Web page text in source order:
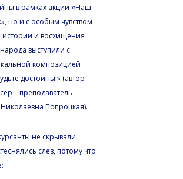
в рамках акции «Наш
но и с особым чувством
и восхищения
выступили с
композицией
достойны!» (автор
– преподаватель
Попроцкая).
не скрывали
слез, потому что